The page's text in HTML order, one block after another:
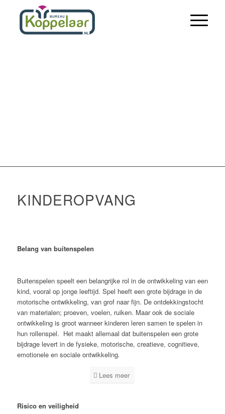
KINDEROPVANG
Belang van buitenspelen
Buitenspelen speelt een belangrijke rol in de ontwikkeling van een
kind, vooral op jonge leeftijd. Spel heeft een grote bijdrage in de
motorische ontwikkeling, van grof naar fijn. De ontdekkingstocht
van materialen; proeven, voelen, ruiken. Maar ook de sociale
ontwikkeling is groot wanneer kinderen leren samen te spelen in
hun rollenspel. Het maakt allemaal dat buitenspelen een grote
bijdrage levert in de fysieke, motorische, creatieve, cognitieve,
emotionele en sociale ontwikkeling.
Lees meer
Risico en veiligheid